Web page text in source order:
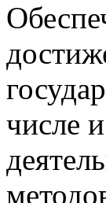
числе